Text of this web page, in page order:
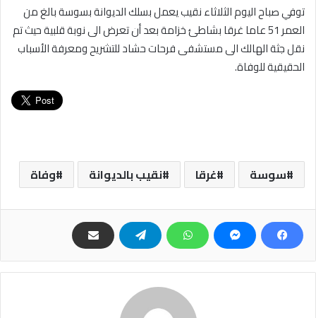
توفي صباح اليوم الثلاثاء نقيب يعمل بسلك الديوانة بسوسة بالغ من
العمر 51 عاما غرقا بشاطئ خزامة بعد أن تعرض الى نوبة قلبية حيث تم
نقل جثة الهالك الى مستشفى فرحات حشاد للتشريح ومعرفة الأسباب
الحقيقية للوفاة.
سوسة غرقا نقيب بالديوانة وفاة